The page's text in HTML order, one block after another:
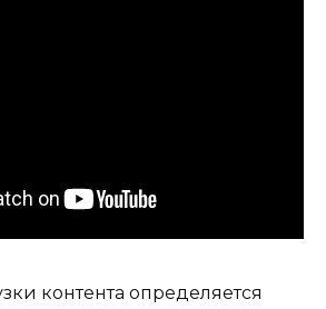
контента определяется